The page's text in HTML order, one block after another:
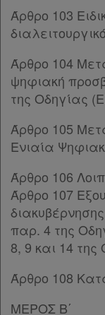
Άρθρο 103
Άρθρο 104
ψηφιακή
της Οδηγίας
Άρθρο 105
Ενιαία
Άρθρο 106
Άρθρο 107
παρ. 4 της
8, 9 και 14
Άρθρο 108
ΜΕΡΟΣ Β΄